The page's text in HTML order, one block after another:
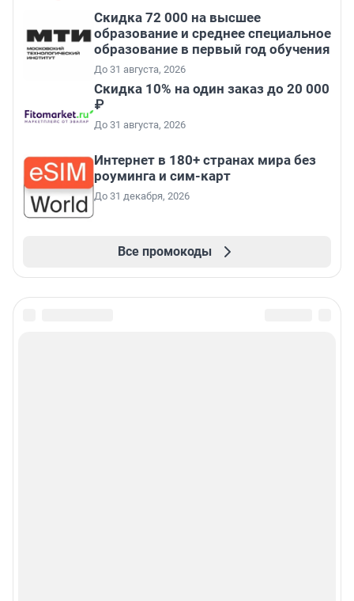
Скидка 72 000 на высшее
образование и среднее специальное
образование в первый год обучения
До 31 августа, 2026
Скидка 10% на один заказ до 20 000
₽
До 31 августа, 2026
Интернет в 180+ странах мира без
роуминга и сим-карт
До 31 декабря, 2026
Все промокоды